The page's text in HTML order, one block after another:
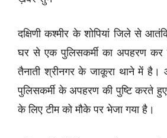
दक्षिणी कश्मीर के शोपियां जिले से
घर से एक पुलिसकर्मी का अपहरण कर
तैनाती श्रीनगर के जाकूरा थाने में
पुलिसकर्मी के अपहरण की पुष्टि करते
के लिए टीम को मौके पर भेजा गया है।